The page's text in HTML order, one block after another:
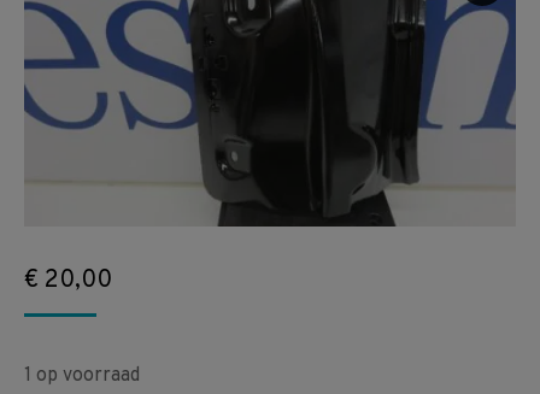
€ 20,00
1 op voorraad